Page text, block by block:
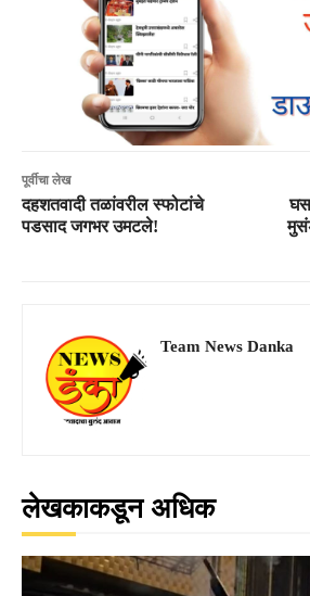
पूर्वीचा लेख
दहशतवादी तळांवरील स्फोटांचे
पडसाद जगभर उमटले!
Team News Danka
लेखकाकडून अधिक